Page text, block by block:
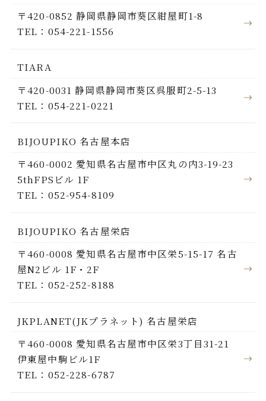
〒420-0852 静岡県静岡市葵区紺屋町1-8
TEL：054-221-1556
TIARA
〒420-0031 静岡県静岡市葵区呉服町2-5-13
TEL：054-221-0221
BIJOUPIKO 名古屋本店
〒460-0002 愛知県名古屋市中区丸の内3-19-23
5thFPSビル 1F
TEL：052-954-8109
BIJOUPIKO 名古屋栄店
〒460-0008 愛知県名古屋市中区栄5-15-17 名古
屋N2ビル 1F・2F
TEL：052-252-8188
JKPLANET(JKプラネット) 名古屋栄店
〒460-0008 愛知県名古屋市中区栄3丁目31-21
伊東屋中駒ビル1F
TEL：052-228-6787